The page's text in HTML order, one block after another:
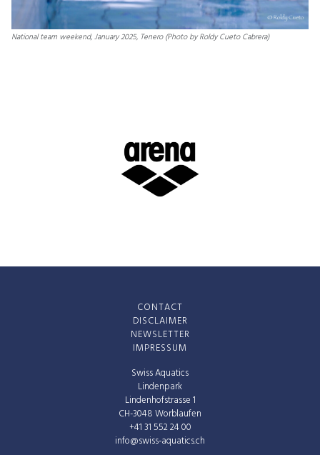
National team weekend, January 2025, Tenero (Photo by Roldy Cueto Cabrera)
Swiss Aquatics
Lindenpark
Lindenhofstrasse 1
CH-3048 Worblaufen
+41 31 552 24 00
info@swiss-aquatics.ch
CONTACT
DISCLAIMER
NEWSLETTER
IMPRESSUM